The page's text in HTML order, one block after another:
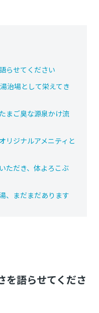
らせてください
治場として栄えてき
まご臭な源泉かけ流
リジナルアメニティと
ただき、体よろこぶ
、まだまだあります
を語らせてくださ